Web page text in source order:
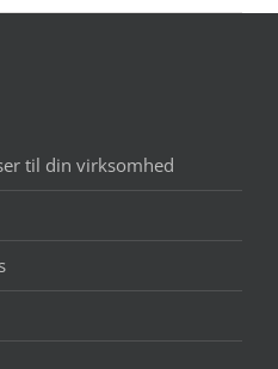
til din virksomhed